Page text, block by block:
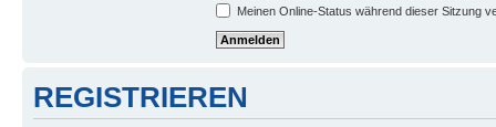
Meinen Online-Status während dieser Sitzung
REGISTRIEREN